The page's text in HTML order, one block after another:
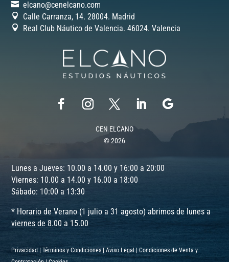
elcano@cenelcano.com
Calle Carranza, 14. 28004. Madrid
Real Club Náutico de Valencia. 46024. Valencia
CEN ELCANO
© 2026
Lunes a Jueves: 10.00 a 14.00 y 16:00 a 20:00
Viernes: 10.00 a 14.00 y 16.00 a 18:00
Sábado: 10:00 a 13:30
* Horario de Verano (1 julio a 31 agosto) abrimos de lunes a
viernes de 8.00 a 15.00
Privacidad |Términos y Condiciones|Aviso Legal |Condiciones de Venta y